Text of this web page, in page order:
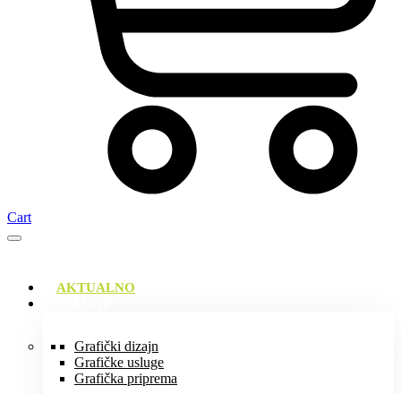
Cart
AKTUALNO
Grafički dizajn
Grafičke usluge
Grafička priprema